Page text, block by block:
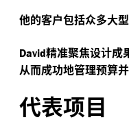
他的客户包括众多大
David精准聚焦设计成
从而成功地管理预算
代表项目